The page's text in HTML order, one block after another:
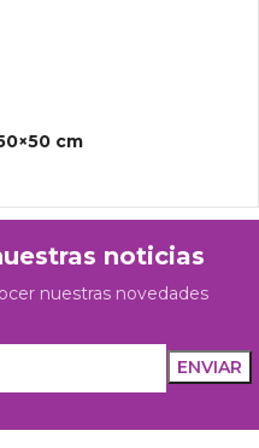
cm
noticias
nuestras novedades